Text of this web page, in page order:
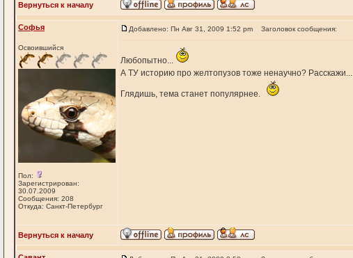
Вернуться к началу
Софья
Освоившийся
Пол:
Зарегистрирован:
30.07.2009
Сообщения: 208
Откуда: Санкт-Петербург
Добавлено: Пн Авг 31, 2009 1:52 pm Заголовок сообщения:
Любопытно...
А ТУ историю про желтопузов тоже ненаучно? Расскажи...
Глядишь, тема станет популярнее.
Вернуться к началу